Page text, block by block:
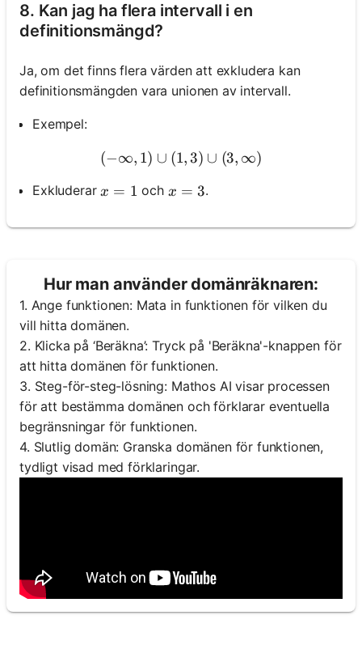
8. Kan jag ha flera intervall i en
definitionsmängd?
Ja, om det finns flera värden att exkludera kan
definitionsmängden vara unionen av intervall.
Exempel:
(-\infty, 1) \cup(1,3)
(−∞, 1) ∪ (1, 3) ∪ (3, ∞)
Exkluderarx=1
x = 1 och x=3
x = 3.
Hur man använder domänräknaren:
1. Ange funktionen: Mata in funktionen för vilken du
vill hitta domänen.
2. Klicka på ‘Beräkna’: Tryck på 'Beräkna'-knappen för
att hitta domänen för funktionen.
3. Steg-för-steg-lösning: Mathos AI visar processen
för att bestämma domänen och förklarar eventuella
begränsningar för funktionen.
4. Slutlig domän: Granska domänen för funktionen,
tydligt visad med förklaringar.